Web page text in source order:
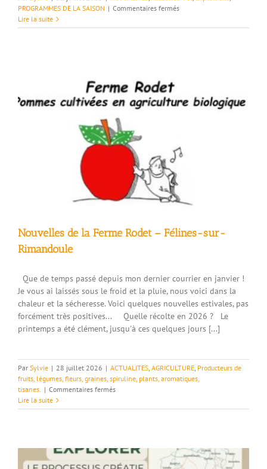
PROGRAMMES DE LA SAISON | Commentaires ferméssur
–
au
Lire la suite
Nouvelles de la Ferme Rodet – Félines-sur-
Rimandoule
Que de temps passé depuis mon dernier courrier en janvier !
Je vous ai laissés sous le froid et la pluie, nous voici dans la
chaleur et la sécheresse. Voici quelques nouvelles estivales, pas
forcément très positives... Quelle récolte en 2026 ? Le
printemps a été clément, jusqu'à ces quelques jours [...]
Par Sylvie | 28 juillet 2026 | ACTUALITES, AGRICULTURE, Producteurs de
fruits, légumes, fleurs, graines, spiruline, plants, aromatiques,
tisanes. | Commentaires ferméssur
de
–
Félines-
Lire la suite